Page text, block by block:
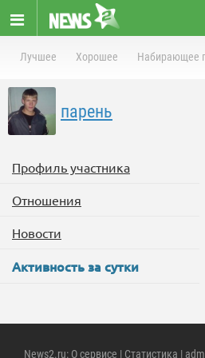
Лучшее Хорошее Набирающее
парень
Профиль участника
Отношения
Новости
Активность за сутки
News2.ru: О сервисе | Статистика |